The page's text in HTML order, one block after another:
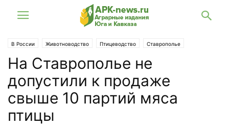
В России Животноводство Птицеводство Ставрополье
Торговля
На Ставрополье не
допустили к продаже
свыше 10 партий мяса
птицы